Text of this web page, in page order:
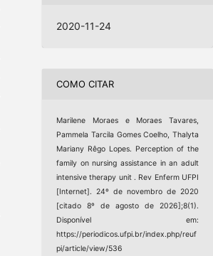
2020-11-24
COMO CITAR
Marilene Moraes e Moraes Tavares,
Pammela Tarcila Gomes Coelho, Thalyta
Mariany Rêgo Lopes. Perception of the
family on nursing assistance in an adult
intensive therapy unit . Rev Enferm UFPI
[Internet]. 24º de novembro de 2020
[citado 8º de agosto de 2026];8(1).
Disponível em:
https://periodicos.ufpi.br/index.php/reuf
pi/article/view/536